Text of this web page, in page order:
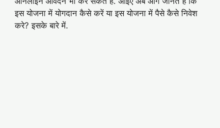
इस योजना में योगदान कैसे करें या इस योजना में पैसे कैसे निवेश
करे? इसके बारे में.